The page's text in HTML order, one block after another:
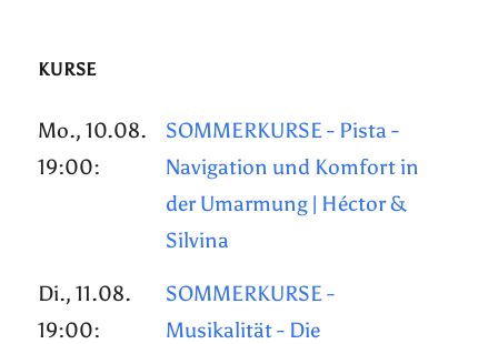
KURSE
Mo., 10.08.
19:00:
SOMMERKURSE - Pista -
Navigation und Komfort in
der Umarmung | Héctor &
Silvina
Di., 11.08.
19:00:
SOMMERKURSE -
Musikalität - Die